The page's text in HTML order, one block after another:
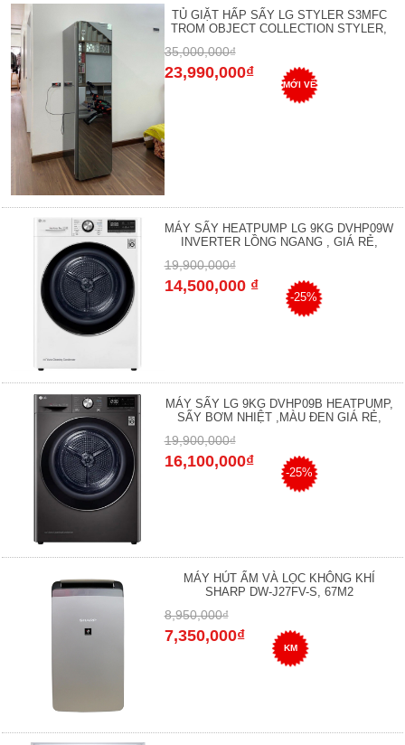
TỦ GIẶT HẤP SẤY LG STYLER S3MFC
TROM OBJECT COLLECTION STYLER,
35,000,000₫
23,990,000₫
MỚI VỀ
MÁY SẤY HEATPUMP LG 9KG DVHP09W
INVERTER LỒNG NGANG , GIÁ RẺ,
19,900,000₫
14,500,000 ₫
-25%
MÁY SẤY LG 9KG DVHP09B HEATPUMP,
SẤY BƠM NHIỆT ,MÀU ĐEN GIÁ RẺ,
19,900,000₫
16,100,000₫
-25%
MÁY HÚT ẨM VÀ LỌC KHÔNG KHÍ
SHARP DW-J27FV-S, 67M2
8,950,000₫
7,350,000₫
KM